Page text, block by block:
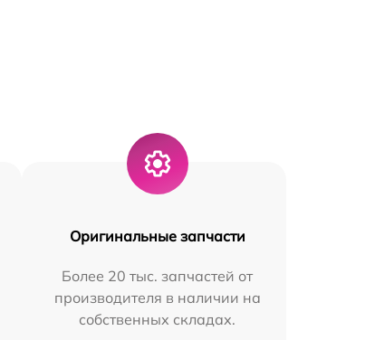
Оригинальные запчасти
Более 20 тыс. запчастей от
производителя в наличии на
собственных складах.